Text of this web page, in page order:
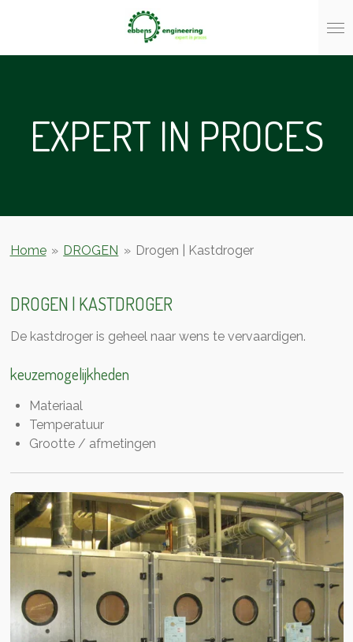
naar
EXPERT IN PROCES
Home » DROGEN » Drogen | Kastdroger
DROGEN | KASTDROGER
De kastdroger is geheel naar wens te vervaardigen.
keuzemogelijkheden
Materiaal
Temperatuur
Grootte / afmetingen